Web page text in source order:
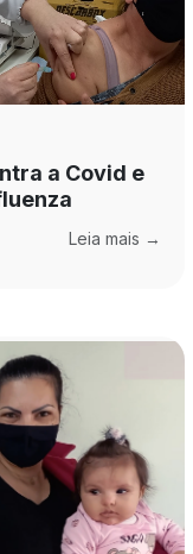
a Covid e
Leia mais →